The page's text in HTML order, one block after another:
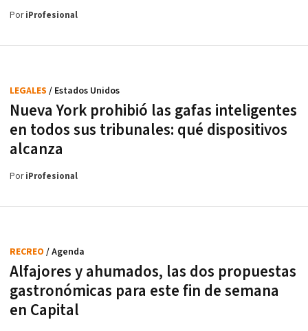
PoriProfesional
Nueva York prohibió las gafas inteligentes
en todos sus tribunales: qué dispositivos
alcanza
LEGALES / Estados Unidos
PoriProfesional
Alfajores y ahumados, las dos propuestas
gastronómicas para este fin de semana
en Capital
RECREO / Agenda